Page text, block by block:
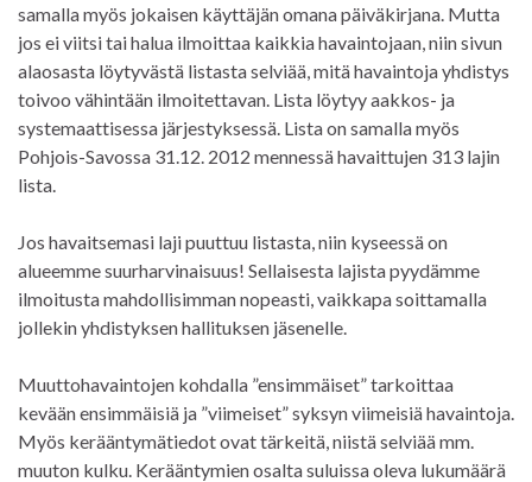
samalla myös jokaisen käyttäjän omana päiväkirjana. Mutta
jos ei viitsi tai halua ilmoittaa kaikkia havaintojaan, niin sivun
alaosasta löytyvästä listasta selviää, mitä havaintoja yhdistys
toivoo vähintään ilmoitettavan. Lista löytyy aakkos- ja
systemaattisessa järjestyksessä. Lista on samalla myös
Pohjois-Savossa 31.12. 2012 mennessä havaittujen 313 lajin
lista.
Jos havaitsemasi laji puuttuu listasta, niin kyseessä on
alueemme suurharvinaisuus! Sellaisesta lajista pyydämme
ilmoitusta mahdollisimman nopeasti, vaikkapa soittamalla
jollekin yhdistyksen hallituksen jäsenelle.
Muuttohavaintojen kohdalla ”ensimmäiset” tarkoittaa
kevään ensimmäisiä ja ”viimeiset” syksyn viimeisiä havaintoja.
Myös kerääntymätiedot ovat tärkeitä, niistä selviää mm.
muuton kulku. Kerääntymien osalta suluissa oleva lukumäärä